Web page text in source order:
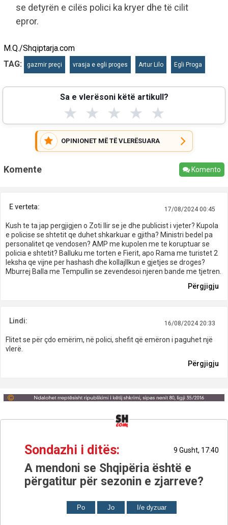
se detyrën e cilës polici ka kryer dhe të cilit
epror.
M.Q./Shqiptarja.com
TAG:
gazmir preçi vrasja e egli proges Artur Lilo Egli Proga
Sa e vlerësoni këtë artikull?
★ ★ ★ ★ ★
OPINIONET MË TË VLERËSUARA
Komente Komento
E verteta: 17/08/2024 00:45
Kush te ta jap pergjigjen o Zoti Ilir se je dhe publicist i vjeter? Kupola
e policise se shtetit qe duhet shkarkuar e gjitha? Ministri bedel pa
personalitet qe vendosen? AMP me kupolen me te koruptuar se
policia e shtetit? Balluku me torten e Fierit, apo Rama me turistet 2
leksha qe vijne per hashash dhe kollajllkun e gjetjes se droges?
Mburrej Balla me Tempullin se zevendesoi njeren bande me tjetren.
Përgjigju
Lindi: 16/08/2024 20:33
Flitet se për çdo emërim, në polici, shefit që emëron i paguhet një
vlerë.
Përgjigju
Sondazhi i ditës: 9 Gusht, 17:40
A mendoni se Shqipëria është e
përgatitur për sezonin e zjarreve?
Po Jo I/e dyzuar